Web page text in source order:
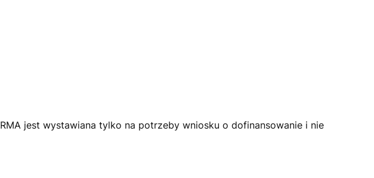
jest wystawiana tylko na potrzeby wniosku o dofinansowanie i nie